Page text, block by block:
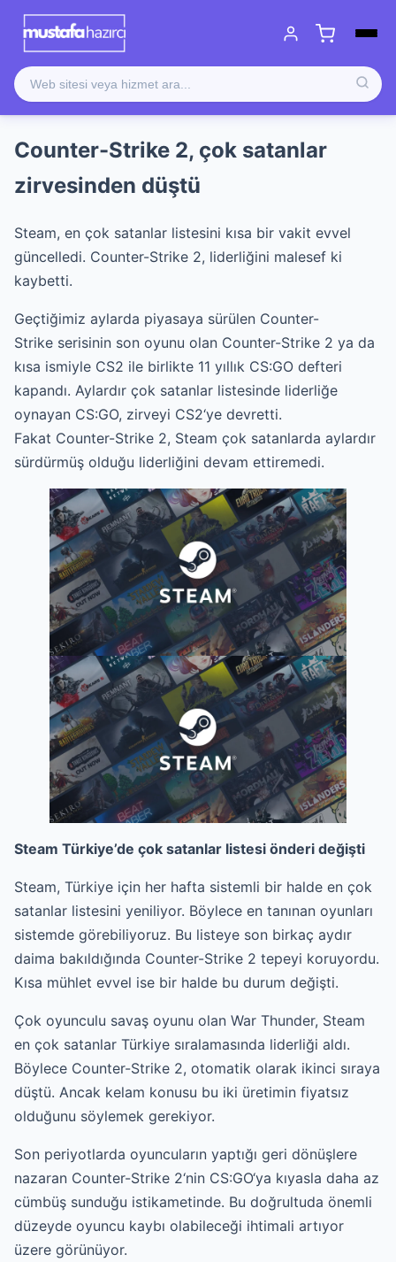
Counter-Strike 2, çok satanlar
zirvesinden düştü
Steam, en çok satanlar listesini kısa bir vakit evvel
güncelledi. Counter-Strike 2, liderliğini malesef ki
kaybetti.
Geçtiğimiz aylarda piyasaya sürülen Counter-
Strike serisinin son oyunu olan Counter-Strike 2 ya da
kısa ismiyle CS2 ile birlikte 11 yıllık CS:GO defteri
kapandı. Aylardır çok satanlar listesinde liderliğe
oynayan CS:GO, zirveyi CS2‘ye devretti.
Fakat Counter-Strike 2, Steam çok satanlarda aylardır
sürdürmüş olduğu liderliğini devam ettiremedi.
Steam Türkiye’de çok satanlar listesi önderi değişti
Steam, Türkiye için her hafta sistemli bir halde en çok
satanlar listesini yeniliyor. Böylece en tanınan oyunları
sistemde görebiliyoruz. Bu listeye son birkaç aydır
daima bakıldığında Counter-Strike 2 tepeyi koruyordu.
Kısa mühlet evvel ise bir halde bu durum değişti.
Çok oyunculu savaş oyunu olan War Thunder, Steam
en çok satanlar Türkiye sıralamasında liderliği aldı.
Böylece Counter-Strike 2, otomatik olarak ikinci sıraya
düştü. Ancak kelam konusu bu iki üretimin fiyatsız
olduğunu söylemek gerekiyor.
Son periyotlarda oyuncuların yaptığı geri dönüşlere
nazaran Counter-Strike 2‘nin CS:GO‘ya kıyasla daha az
cümbüş sunduğu istikametinde. Bu doğrultuda önemli
düzeyde oyuncu kaybı olabileceği ihtimali artıyor
üzere görünüyor.